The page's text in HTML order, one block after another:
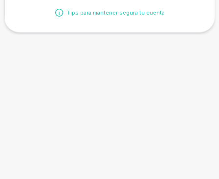
Tips para mantener segura tu cuenta